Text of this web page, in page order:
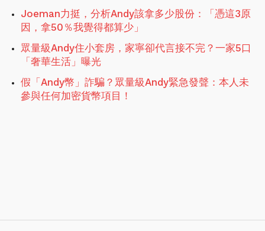
Joeman力挺，分析Andy該拿多少股份：「憑這3原
因，拿50％我覺得都算少」
眾量級Andy住小套房，家寧卻代言接不完？一家5口
「奢華生活」曝光
假「Andy幣」詐騙？眾量級Andy緊急發聲：本人未
參與任何加密貨幣項目！